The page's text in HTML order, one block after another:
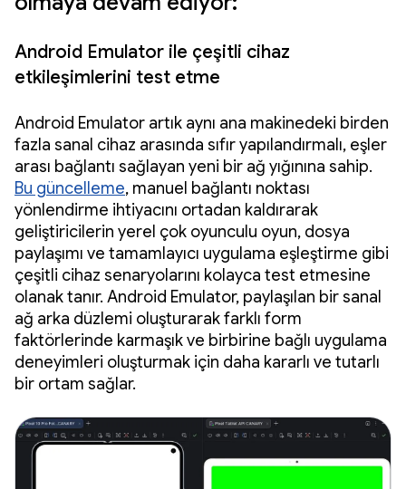
Android Emulator ile çeşitli cihaz
etkileşimlerini test etme
Android Emulator artık aynı ana makinedeki birden
fazla sanal cihaz arasında sıfır yapılandırmalı, eşler
arası bağlantı sağlayan yeni bir ağ yığınına sahip.
Bu güncelleme, manuel bağlantı noktası
yönlendirme ihtiyacını ortadan kaldırarak
geliştiricilerin yerel çok oyunculu oyun, dosya
paylaşımı ve tamamlayıcı uygulama eşleştirme gibi
çeşitli cihaz senaryolarını kolayca test etmesine
olanak tanır. Android Emulator, paylaşılan bir sanal
ağ arka düzlemi oluşturarak farklı form
faktörlerinde karmaşık ve birbirine bağlı uygulama
deneyimleri oluşturmak için daha kararlı ve tutarlı
bir ortam sağlar.